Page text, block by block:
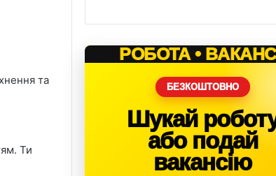
та
Ти
РОБОТА •
БЕЗКОШТОВНО
Шукай
або подай
вакансію